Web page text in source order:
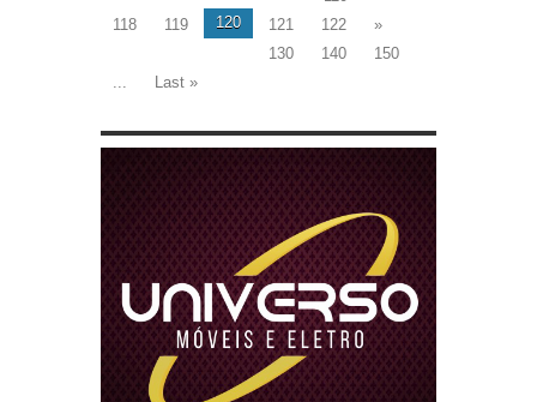
118
119 120 121 122
»
130
140
150
...
Last »